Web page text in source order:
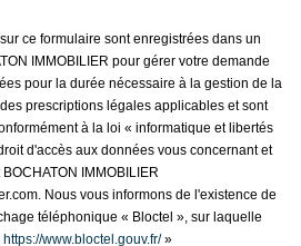
ce formulaire sont enregistrées dans un
IMMOBILIER pour gérer votre demande
pour la durée nécessaire à la gestion de la
prescriptions légales applicables et sont
à la loi « informatique et libertés
d'accès aux données vous concernant et
IMMOBILIER
Nous vous informons de l'existence de
téléphonique « Bloctel », sur laquelle
https://www.bloctel.gouv.fr/»